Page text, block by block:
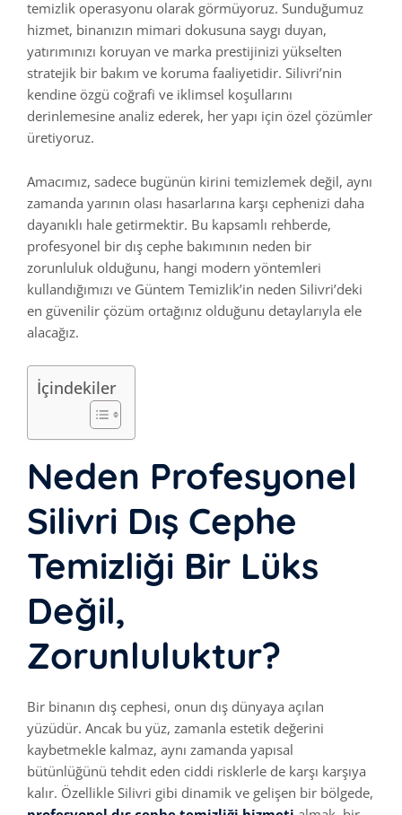
temizlik operasyonu olarak görmüyoruz. Sunduğumuz
hizmet, binanızın mimari dokusuna saygı duyan,
yatırımınızı koruyan ve marka prestijinizi yükselten
stratejik bir bakım ve koruma faaliyetidir. Silivri’nin
kendine özgü coğrafi ve iklimsel koşullarını
derinlemesine analiz ederek, her yapı için özel çözümler
üretiyoruz.
Amacımız, sadece bugünün kirini temizlemek değil, aynı
zamanda yarının olası hasarlarına karşı cephenizi daha
dayanıklı hale getirmektir. Bu kapsamlı rehberde,
profesyonel bir dış cephe bakımının neden bir
zorunluluk olduğunu, hangi modern yöntemleri
kullandığımızı ve Güntem Temizlik’in neden Silivri’deki
en güvenilir çözüm ortağınız olduğunu detaylarıyla ele
alacağız.
İçindekiler
Neden Profesyonel
Silivri Dış Cephe
Temizliği Bir Lüks
Değil,
Zorunluluktur?
Bir binanın dış cephesi, onun dış dünyaya açılan
yüzüdür. Ancak bu yüz, zamanla estetik değerini
kaybetmekle kalmaz, aynı zamanda yapısal
bütünlüğünü tehdit eden ciddi risklerle de karşı karşıya
kalır. Özellikle Silivri gibi dinamik ve gelişen bir bölgede,